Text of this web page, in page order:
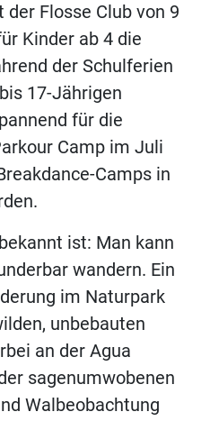
Flosse Club von 9
Kinder ab 4 die
der Schulferien
17-Jährigen
für die
Camp im Juli
Camps in
ist: Man kann
wandern. Ein
im Naturpark
unbebauten
an der Agua
sagenumwobenen
Walbeobachtung